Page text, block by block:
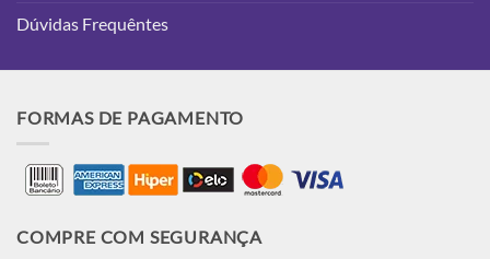
Dúvidas Frequêntes
FORMAS DE PAGAMENTO
COMPRE COM SEGURANÇA